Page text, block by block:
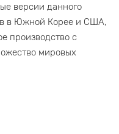
версии данного
в Южной Корее и США,
производство с
мировых